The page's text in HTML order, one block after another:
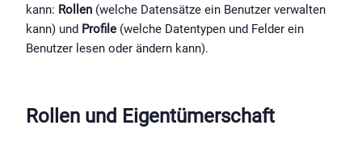
kann: Rollen (welche Datensätze ein Benutzer verwalten
kann) und Profile (welche Datentypen und Felder ein
Benutzer lesen oder ändern kann).
Rollen und Eigentümerschaft